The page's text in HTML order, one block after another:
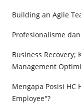
Building an Agile
Profesionalisme
Business Recovery;
Management
Mengapa Posisi HC
Employee"?